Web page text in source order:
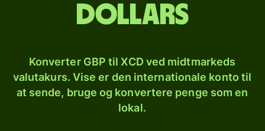
dollars
Konverter GBP til XCD ved midtmarkeds
valutakurs. Vise er den internationale konto til
at sende, bruge og konvertere penge som en
lokal.